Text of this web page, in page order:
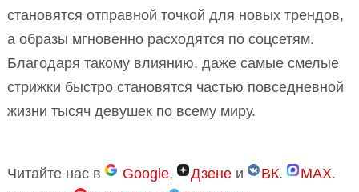
становятся отправной точкой для новых трендов,
а образы мгновенно расходятся по соцсетям.
Благодаря такому влиянию, даже самые смелые
стрижки быстро становятся частью повседневной
жизни тысяч девушек по всему миру.
Читайте нас в Google, Дзене и ВК. MAX.